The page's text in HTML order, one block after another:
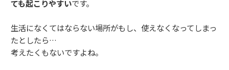
ても起こりやすいです。
生活になくてはならない場所がもし、使えなくなってしまっ
たとしたら…
考えたくもないですよね。